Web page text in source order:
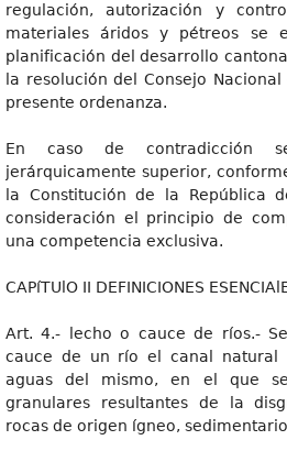
regulación, autorización y
materiales áridos y pétreos se
planificación del desarrollo
la resolución del Consejo
presente ordenanza.
En caso de contradicción
jerárquicamente superior,
la Constitución de la República
consideración el principio de
una competencia exclusiva.
CAPíTUlO II DEFINICIONES
Art. 4.- lecho o cauce de ríos.-
cauce de un río el canal natural
aguas del mismo, en el que
granulares resultantes de la
rocas de origen ígneo,